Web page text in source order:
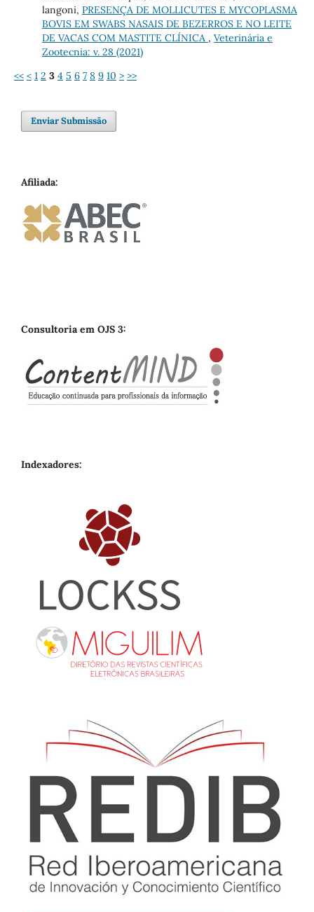
langoni, PRESENÇA DE MOLLICUTES E MYCOPLASMA
BOVIS EM SWABS NASAIS DE BEZERROS E NO LEITE
DE VACAS COM MASTITE CLÍNICA , Veterinária e
Zootecnia: v. 28 (2021)
<< < 1 2 3 4 5 6 7 8 9 10 > >>
Enviar Submissão
Afiliada:
Consultoria em OJS 3:
Indexadores: